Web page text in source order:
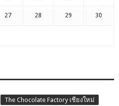
27 28 29 30
The Chocolate Factory เชียงใหม่